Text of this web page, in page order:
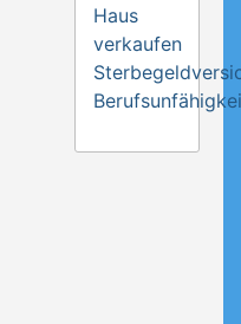
Haus
verkaufen